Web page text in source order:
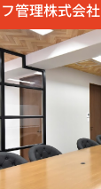
管理株式会社